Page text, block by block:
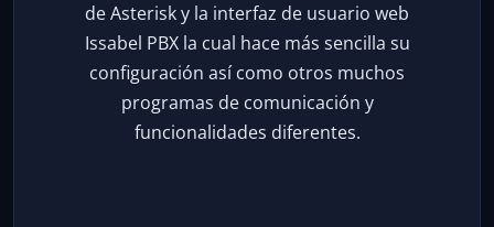
de Asterisk y la interfaz de usuario web
Issabel PBX la cual hace más sencilla su
configuración así como otros muchos
programas de comunicación y
funcionalidades diferentes.